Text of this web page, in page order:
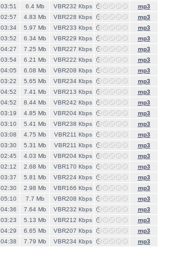
03:51 6.4 Mb VBR232 Кbps
mp3
02:57 4.83 Mb VBR228 Кbps
mp3
03:34 5.97 Mb VBR233 Кbps
mp3
03:52 6.34 Mb VBR229 Кbps
mp3
04:27 7.25 Mb VBR227 Кbps
mp3
03:54 6.21 Mb VBR222 Кbps
mp3
04:05 6.08 Mb VBR208 Кbps
mp3
03:22 5.65 Mb VBR234 Кbps
mp3
04:52 7.41 Mb VBR213 Кbps
mp3
04:52 8.44 Mb VBR242 Кbps
mp3
03:19 4.85 Mb VBR204 Кbps
mp3
03:10 5.41 Mb VBR238 Кbps
mp3
03:08 4.75 Mb VBR211 Кbps
mp3
03:30 5.31 Mb VBR211 Кbps
mp3
02:45 4.03 Mb VBR204 Кbps
mp3
02:12 2.68 Mb VBR170 Кbps
mp3
03:37 5.81 Mb VBR224 Кbps
mp3
02:30 2.98 Mb VBR166 Кbps
mp3
05:10 7.7 Mb VBR208 Кbps
mp3
04:36 7.64 Mb VBR232 Кbps
mp3
03:23 5.13 Mb VBR212 Кbps
mp3
04:29 6.65 Mb VBR207 Кbps
mp3
04:38 7.79 Mb VBR234 Кbps
mp3